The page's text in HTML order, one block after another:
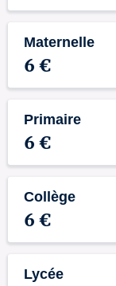
Maternelle
6 €
Primaire
6 €
Collège
6 €
Lycée